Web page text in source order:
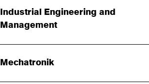
Industrial Engineering and
Management
Mechatronik